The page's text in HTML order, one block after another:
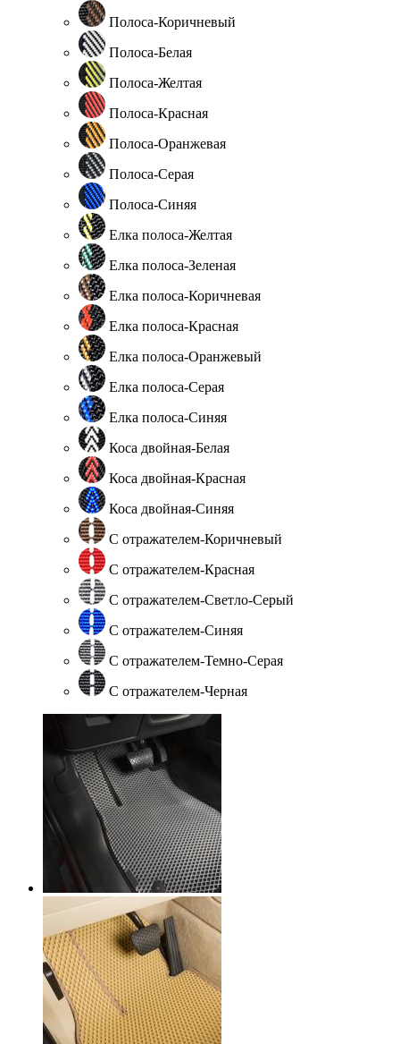
Полоса-Коричневый
Полоса-Белая
Полоса-Желтая
Полоса-Красная
Полоса-Оранжевая
Полоса-Серая
Полоса-Синяя
Елка полоса-Желтая
Елка полоса-Зеленая
Елка полоса-Коричневая
Елка полоса-Красная
Елка полоса-Оранжевый
Елка полоса-Серая
Елка полоса-Синяя
Коса двойная-Белая
Коса двойная-Красная
Коса двойная-Синяя
С отражателем-Коричневый
С отражателем-Красная
С отражателем-Светло-Серый
С отражателем-Синяя
С отражателем-Темно-Серая
С отражателем-Черная